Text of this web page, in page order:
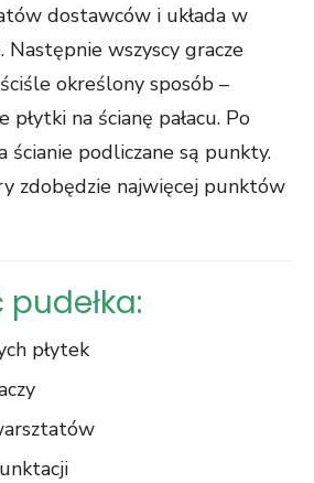
dostawców i układa w
Następnie wszyscy gracze
określony sposób –
płytki na ścianę pałacu. Po
ścianie podliczane są punkty.
zdobędzie najwięcej punktów
płytek